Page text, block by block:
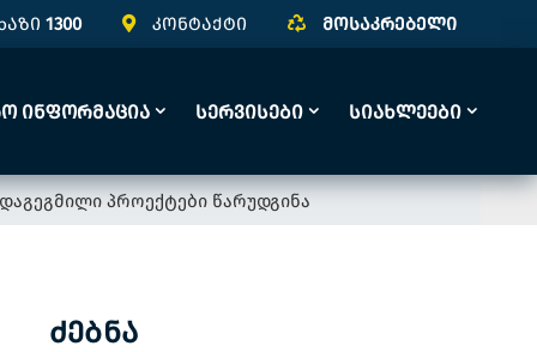
1300 კონტაქტი მოსაკრებელი
Ინფორმაცია Სერვისები Სიახლეები
პროექტები წარუდგინა
Ძებნა